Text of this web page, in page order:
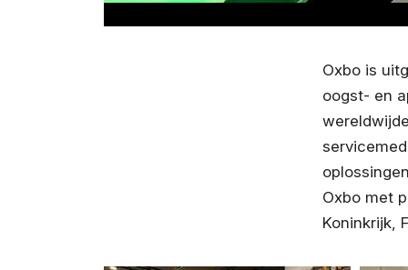
Oxbo is
oogst- en
Oxbo met
Koninkrijk,